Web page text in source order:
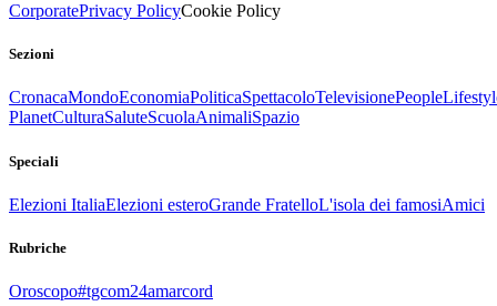
CorporatePrivacy PolicyCookie Policy
Sezioni
CronacaMondoEconomiaPoliticaSpettacoloTelevisionePeople
PlanetCulturaSaluteScuolaAnimaliSpazio
Speciali
Elezioni ItaliaElezioni esteroGrande FratelloL'isola dei famosiAmici
Rubriche
Oroscopo#tgcom24amarcord